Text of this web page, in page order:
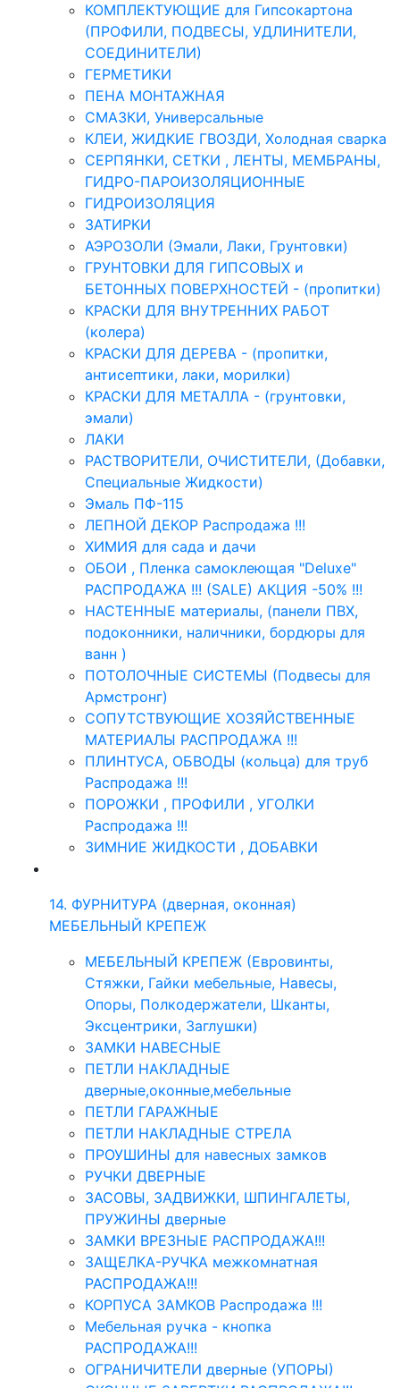
КОМПЛЕКТУЮЩИЕ для Гипсокартона
(ПРОФИЛИ, ПОДВЕСЫ, УДЛИНИТЕЛИ,
СОЕДИНИТЕЛИ)
ГЕРМЕТИКИ
ПЕНА МОНТАЖНАЯ
СМАЗКИ, Универсальные
КЛЕИ, ЖИДКИЕ ГВОЗДИ, Холодная сварка
СЕРПЯНКИ, СЕТКИ , ЛЕНТЫ, МЕМБРАНЫ,
ГИДРО-ПАРОИЗОЛЯЦИОННЫЕ
ГИДРОИЗОЛЯЦИЯ
ЗАТИРКИ
АЭРОЗОЛИ (Эмали, Лаки, Грунтовки)
ГРУНТОВКИ ДЛЯ ГИПСОВЫХ и
БЕТОННЫХ ПОВЕРХНОСТЕЙ - (пропитки)
КРАСКИ ДЛЯ ВНУТРЕННИХ РАБОТ
(колера)
КРАСКИ ДЛЯ ДЕРЕВА - (пропитки,
антисептики, лаки, морилки)
КРАСКИ ДЛЯ МЕТАЛЛА - (грунтовки,
эмали)
ЛАКИ
РАСТВОРИТЕЛИ, ОЧИСТИТЕЛИ, (Добавки,
Специальные Жидкости)
Эмаль ПФ-115
ЛЕПНОЙ ДЕКОР Распродажа !!!
ХИМИЯ для сада и дачи
ОБОИ , Пленка самоклеющая "Deluxe"
РАСПРОДАЖА !!! (SALE) АКЦИЯ -50% !!!
НАСТЕННЫЕ материалы, (панели ПВХ,
подоконники, наличники, бордюры для
ванн )
ПОТОЛОЧНЫЕ СИСТЕМЫ (Подвесы для
Армстронг)
СОПУТСТВУЮЩИЕ ХОЗЯЙСТВЕННЫЕ
МАТЕРИАЛЫ РАСПРОДАЖА !!!
ПЛИНТУСА, ОБВОДЫ (кольца) для труб
Распродажа !!!
ПОРОЖКИ , ПРОФИЛИ , УГОЛКИ
Распродажа !!!
ЗИМНИЕ ЖИДКОСТИ , ДОБАВКИ
14. ФУРНИТУРА (дверная, оконная)
МЕБЕЛЬНЫЙ КРЕПЕЖ
МЕБЕЛЬНЫЙ КРЕПЕЖ (Евровинты,
Стяжки, Гайки мебельные, Навесы,
Опоры, Полкодержатели, Шканты,
Эксцентрики, Заглушки)
ЗАМКИ НАВЕСНЫЕ
ПЕТЛИ НАКЛАДНЫЕ
дверные,оконные,мебельные
ПЕТЛИ ГАРАЖНЫЕ
ПЕТЛИ НАКЛАДНЫЕ СТРЕЛА
ПРОУШИНЫ для навесных замков
РУЧКИ ДВЕРНЫЕ
ЗАСОВЫ, ЗАДВИЖКИ, ШПИНГАЛЕТЫ,
ПРУЖИНЫ дверные
ЗАМКИ ВРЕЗНЫЕ РАСПРОДАЖА!!!
ЗАЩЕЛКА-РУЧКА межкомнатная
РАСПРОДАЖА!!!
КОРПУСА ЗАМКОВ Распродажа !!!
Мебельная ручка - кнопка
РАСПРОДАЖА!!!
ОГРАНИЧИТЕЛИ дверные (УПОРЫ)